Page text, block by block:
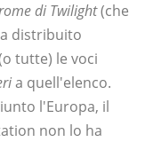
di Twilight(che
distribuito
tutte) le voci
a quell'elenco.
l'Europa, il
non lo ha